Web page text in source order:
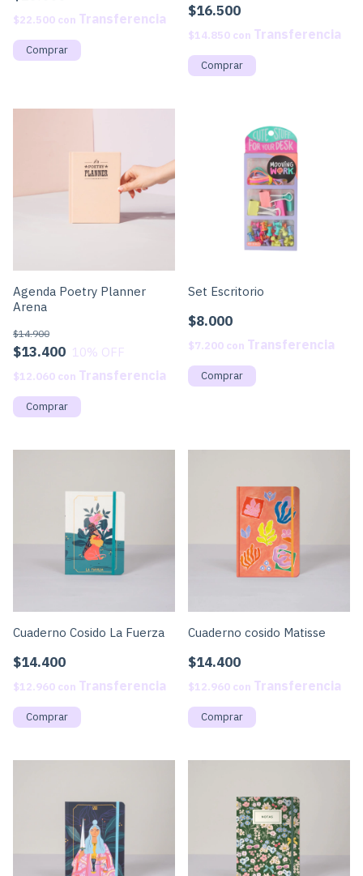
$22.500 con
$16.500
$14.850 con
Agenda Poetry Planner
Arena
$13.400
$14.900
10% OFF
$12.060 con
Set Escritorio
$8.000
$7.200 con
Cuaderno Cosido La Fuerza
$14.400
$12.960 con
Cuaderno cosido Matisse
$14.400
$12.960 con